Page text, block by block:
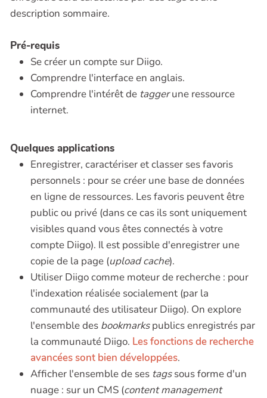
description sommaire.
Pré-requis
Se créer un compte sur Diigo.
Comprendre l'interface en anglais.
Comprendre l'intérêt de taggerune ressource
internet.
Quelques applications
Enregistrer, caractériser et classer ses favoris
personnels : pour se créer une base de données
en ligne de ressources. Les favoris peuvent être
public ou privé (dans ce cas ils sont uniquement
visibles quand vous êtes connectés à votre
compte Diigo). Il est possible d'enregistrer une
copie de la page (upload cache).
Utiliser Diigo comme moteur de recherche : pour
l'indexation réalisée socialement (par la
communauté des utilisateur Diigo). On explore
l'ensemble des bookmarkspublics enregistrés par
la communauté Diigo. Les fonctions de recherche
avancées sont bien développées.
Afficher l'ensemble de ses tagssous forme d'un
nuage : sur un CMS (content management